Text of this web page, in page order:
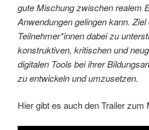
gute Mischung zwischen realem
Anwendungen gelingen kann.
Teilnehmer*innen dabei zu
konstruktiven, kritischen und
digitalen Tools bei ihrer
zu entwickeln und umzusetzen.
Hier gibt es auch den Trailer zum